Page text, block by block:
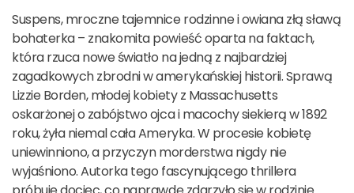
Suspens, mroczne tajemnice rodzinne i owiana złą sławą
bohaterka – znakomita powieść oparta na faktach,
która rzuca nowe światło na jedną z najbardziej
zagadkowych zbrodni w amerykańskiej historii. Sprawą
Lizzie Borden, młodej kobiety z Massachusetts
oskarżonej o zabójstwo ojca i macochy siekierą w 1892
roku, żyła niemal cała Ameryka. W procesie kobietę
uniewinniono, a przyczyn morderstwa nigdy nie
wyjaśniono. Autorka tego fascynującego thrillera